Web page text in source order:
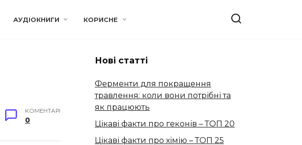
АУДІОКНИГИ КОРИСНЕ
КОМЕНТАРІ
0
Нові статті
Ферменти для покращення
травлення: коли вони потрібні та
як працюють
Цікаві факти про геконів – ТОП 20
Цікаві факти про хімію – ТОП 25